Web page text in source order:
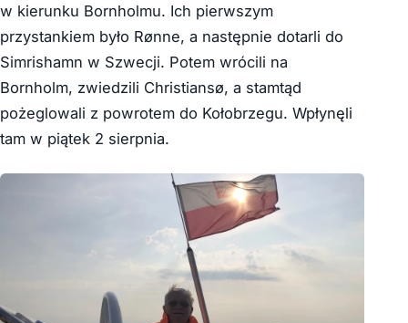
w kierunku Bornholmu. Ich pierwszym
przystankiem było Rønne, a następnie dotarli do
Simrishamn w Szwecji. Potem wrócili na
Bornholm, zwiedzili Christiansø, a stamtąd
pożeglowali z powrotem do Kołobrzegu. Wpłynęli
tam w piątek 2 sierpnia.